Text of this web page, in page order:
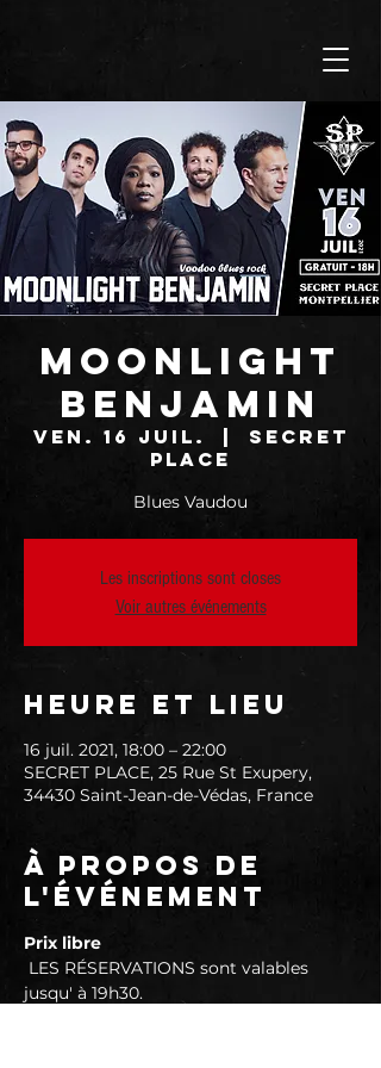
MOONLIGHT
BENJAMIN
ven. 16 juil.
SECRET
PLACE
Blues Vaudou
Les inscriptions sont closes
Voir autres événements
Heure et lieu
16 juil. 2021, 18:00 – 22:00
SECRET PLACE, 25 Rue St Exupery,
34430 Saint-Jean-de-Védas, France
À propos de
l'événement
Prix libre
LES RÉSERVATIONS sont valables
jusqu' à 19h30.